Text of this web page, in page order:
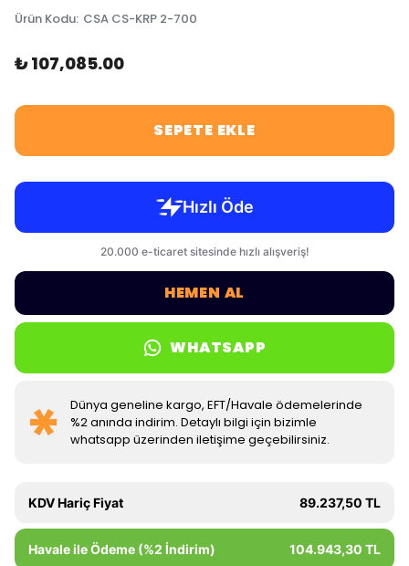
Ürün Kodu: CSA CS-KRP 2-700
₺ 107,085.00
SEPETE EKLE
HEMEN AL
WHATSAPP
Dünya geneline kargo, EFT/Havale ödemelerinde
%2 anında indirim. Detaylı bilgi için bizimle
whatsapp üzerinden iletişime geçebilirsiniz.
KDV Hariç Fiyat 89.237,50 TL
Havale ile Ödeme (%2 İndirim) 104.943,30 TL